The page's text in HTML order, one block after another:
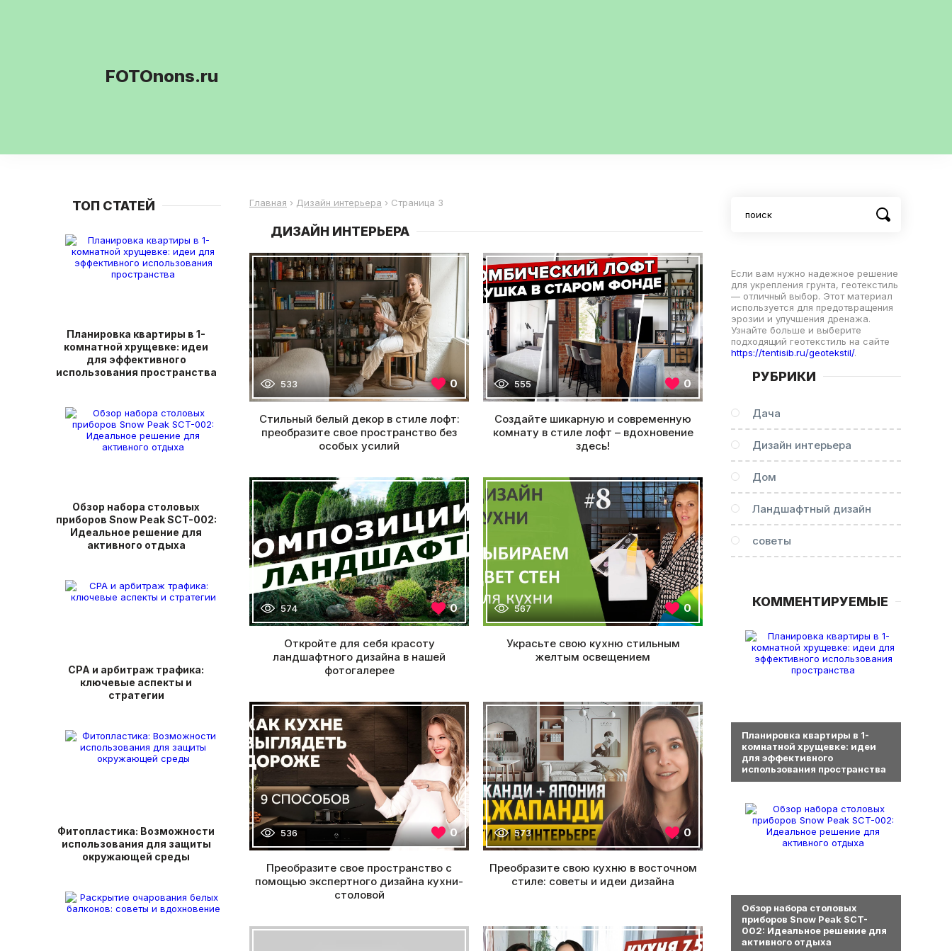
FOTOnons.ru
Главная › Дизайн интерьера › Страница 3
ДИЗАЙН ИНТЕРЬЕРА
533 0
Стильный белый декор в стиле лофт:
преобразите свое пространство без
особых усилий
555 0
Создайте шикарную и современную
комнату в стиле лофт – вдохновение
здесь!
574 0
Откройте для себя красоту
ландшафтного дизайна в нашей
фотогалерее
567 0
Украсьте свою кухню стильным
желтым освещением
536 0
Преобразите свое пространство с
помощью экспертного дизайна кухни-
столовой
573 0
Преобразите свою кухню в восточном
стиле: советы и идеи дизайна
ТОП СТАТЕЙ
Планировка квартиры в 1-
комнатной хрущевке: идеи
для эффективного
использования пространства
Обзор набора столовых
приборов Snow Peak SCT-002:
Идеальное решение для
активного отдыха
СРА и арбитраж трафика:
ключевые аспекты и
стратегии
Фитопластика: Возможности
использования для защиты
окружающей среды
Если вам нужно надежное решение
для укрепления грунта, геотекстиль
— отличный выбор. Этот материал
используется для предотвращения
эрозии и улучшения дренажа.
Узнайте больше и выберите
подходящий геотекстиль на сайте
https://tentisib.ru/geotekstil/.
РУБРИКИ
Дача
Дизайн интерьера
Дом
Ландшафтный дизайн
советы
КОММЕНТИРУЕМЫЕ
Планировка квартиры в 1-
комнатной хрущевке: идеи
для эффективного
использования пространства
Обзор набора столовых
приборов Snow Peak SCT-
002: Идеальное решение для
активного отдыха